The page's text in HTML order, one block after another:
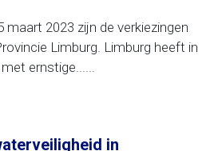
maart 2023 zijn de verkiezingen
Limburg. Limburg heeft in
ernstige......
in